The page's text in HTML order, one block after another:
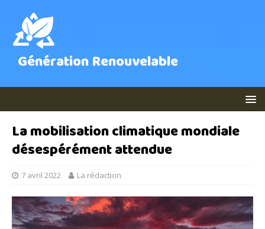
Génération Renouvelable
La mobilisation climatique mondiale
désespérément attendue
7 avril 2022 La rédaction